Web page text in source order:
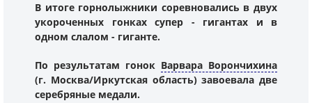
В итоге горнолыжники соревновались в двух
укороченных гонках супер - гигантах и в
одном слалом - гиганте.
По результатам гонок Варвара Ворончихина
(г. Москва/Иркутская область) завоевала две
серебряные медали.